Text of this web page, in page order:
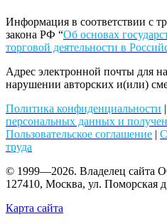
Информация в соответствии с
закона РФ “Об основах
торговой деятельности в
Адрес электронной почты для
нарушении авторских и(или)
Политика конфиденциальности |
персональных данных и
Пользовательское соглашение |
труда
© 1999—2026. Владелец
127410, Москва, ул. Поморская
Карта сайта